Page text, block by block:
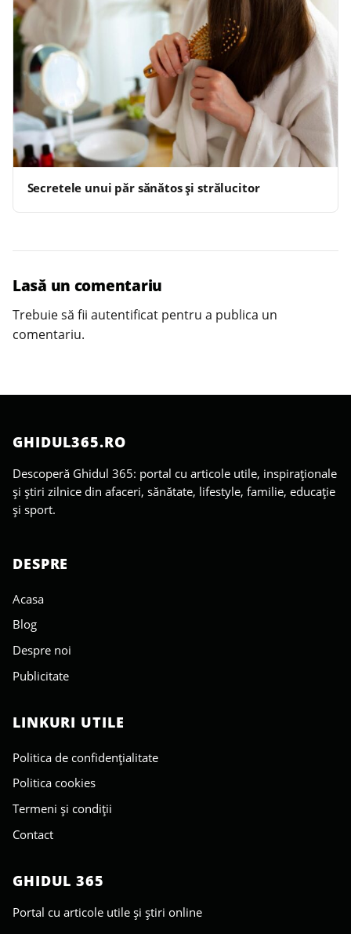
Secretele unui păr sănătos și strălucitor
Lasă un comentariu
Trebuie să fii autentificat pentru a publica un
comentariu.
GHIDUL365.RO
Descoperă Ghidul 365: portal cu articole utile, inspiraționale
și știri zilnice din afaceri, sănătate, lifestyle, familie, educație
și sport.
DESPRE
Acasa
Blog
Despre noi
Publicitate
LINKURI UTILE
Politica de confidențialitate
Politica cookies
Termeni și condiții
Contact
GHIDUL 365
Portal cu articole utile și știri online